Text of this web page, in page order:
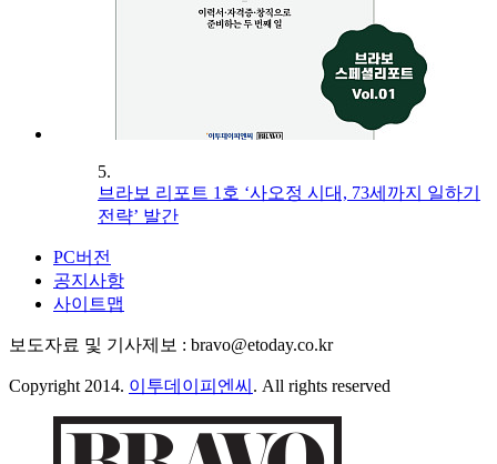
5.
브라보 리포트 1호 ‘사오정 시대, 73세까지 일하기
전략’ 발간
PC버전
공지사항
사이트맵
보도자료 및 기사제보 : bravo@etoday.co.kr
Copyright 2014. 이투데이피엔씨 . All rights reserved